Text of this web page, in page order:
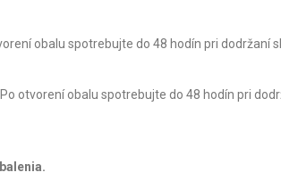
obalu spotrebujte do 48 hodín pri dodržaní
otvorení obalu spotrebujte do 48 hodín pri